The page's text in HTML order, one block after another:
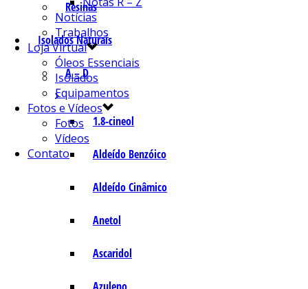
Resinas
Isolados Naturais
A – D
1.8-cineol
Aldeído Benzóico
Aldeído Cinâmico
Anetol
Ascaridol
Notícias
Trabalhos
Loja Virtual
Óleos Essenciais
Isolados
Equipamentos
Fotos e Vídeos
Fotos
Vídeos
Contato